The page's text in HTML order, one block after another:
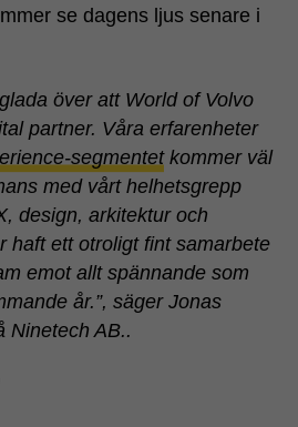
se dagens ljus senare i
över att World of Volvo
partner. Våra erfarenheter
segmentetkommer väl
med vårt helhetsgrepp
design, arkitektur och
haft ett otroligt fint samarbete
emot allt spännande som
år.”, säger Jonas
Ninetech AB..